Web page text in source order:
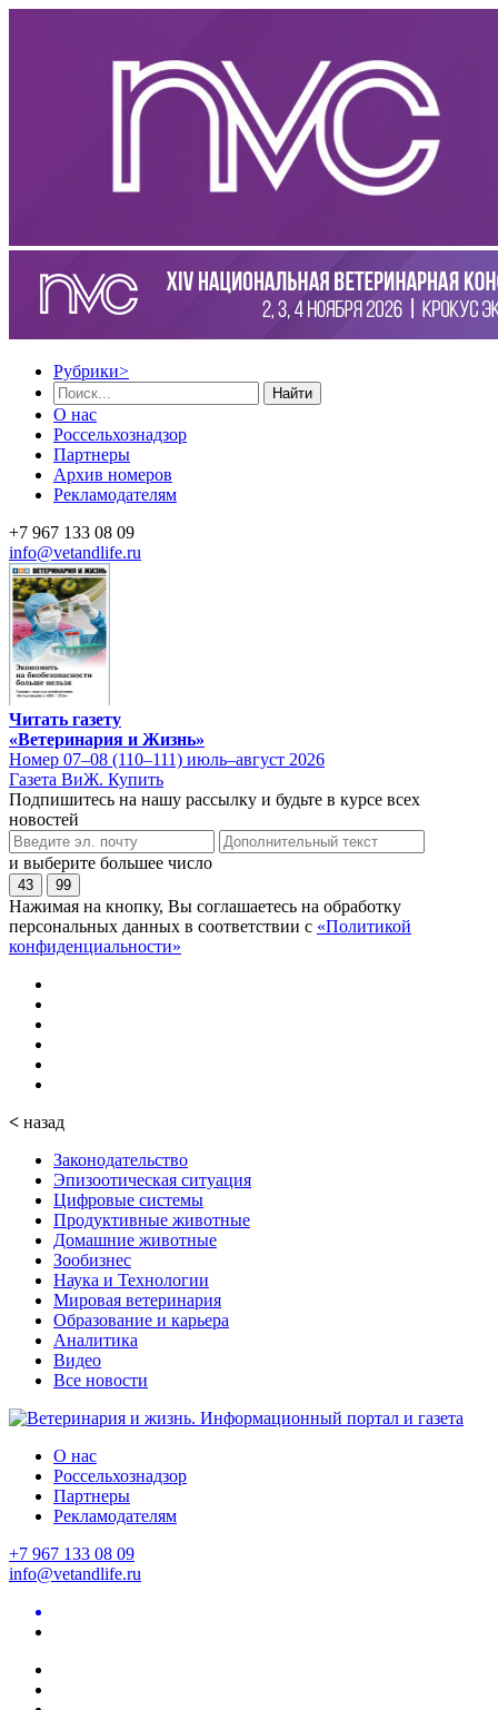
Рубрики>
Найти
О нас
Россельхознадзор
Партнеры
Архив номеров
Рекламодателям
+7 967 133 08 09
info@vetandlife.ru
Читать газету
«Ветеринария и Жизнь»
Номер 07–08 (110–111) июль–август 2026
Газета ВиЖ. Купить
Подпишитесь на нашу рассылку и будьте в курсе всех
новостей
и выберите большее число
43 99
Нажимая на кнопку, Вы соглашаетесь на обработку
персональных данных в соответствии с «Политикой
конфиденциальности»
< назад
Законодательство
Эпизоотическая ситуация
Цифровые системы
Продуктивные животные
Домашние животные
Зообизнес
Наука и Технологии
Мировая ветеринария
Образование и карьера
Аналитика
Видео
Все новости
О нас
Россельхознадзор
Партнеры
Рекламодателям
+7 967 133 08 09
info@vetandlife.ru